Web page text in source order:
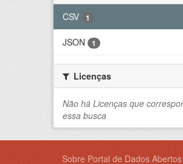
CSV
1
JSON 1
Licenças
Não há Licenças que
essa busca
Sobre Portal de Dados